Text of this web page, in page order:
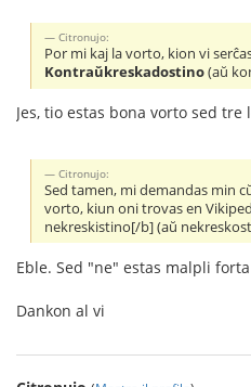
Citronujo:
Por mi kaj la vorto, kion vi
Kontraŭkreskadostino(aŭ
Jes, tio estas bona vorto sed tre
Citronujo:
Sed tamen, mi demandas min
vorto, kiun oni trovas en
nekreskistino[/b] (aŭ
Eble. Sed "ne" estas malpli
Dankon al vi